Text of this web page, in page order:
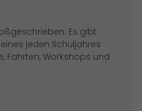
Es gibt
jeden Schuljahres
Fahrten, Workshops und